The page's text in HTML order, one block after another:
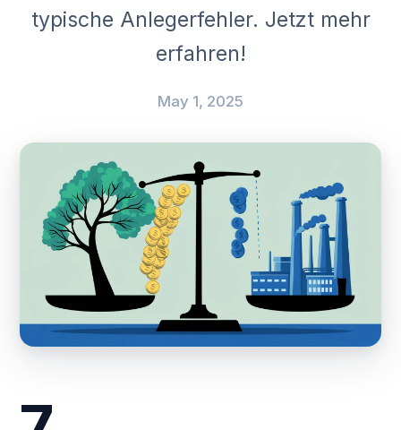
typische Anlegerfehler. Jetzt mehr
erfahren!
May 1, 2025